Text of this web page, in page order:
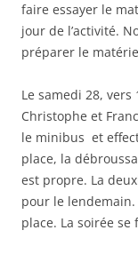
faire essayer le
jour de l’activité.
préparer le
Le samedi 28,
Christophe et
le minibus et
place, la
est propre. La
pour le
place. La soirée se